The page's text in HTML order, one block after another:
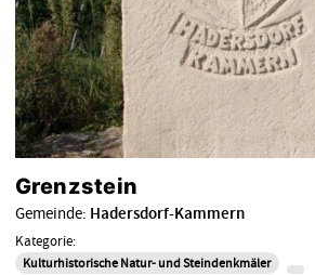
Grenzstein
Gemeinde: Hadersdorf-Kammern
Kategorie:
Kulturhistorische Natur- und Steindenkmäler